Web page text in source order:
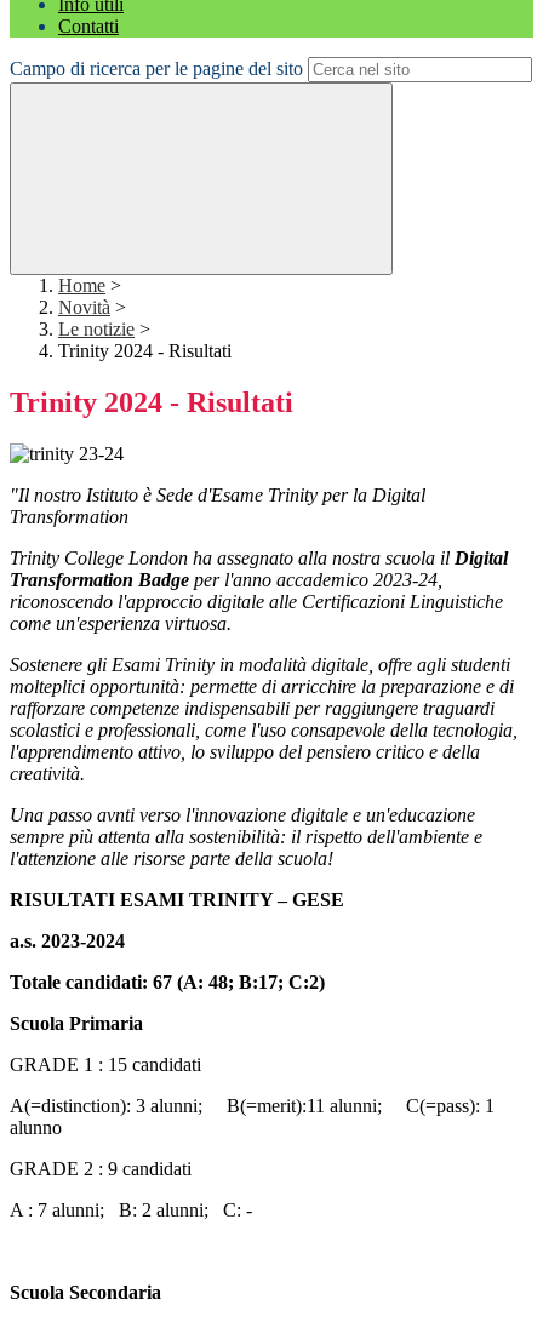
Info utili
Contatti
Campo di ricerca per le pagine del sito
Home >
Novità >
Le notizie >
Trinity 2024 - Risultati
Trinity 2024 - Risultati
"Il nostro Istituto è Sede d'Esame Trinity per la Digital
Transformation
Trinity College London ha assegnato alla nostra scuola il Digital
Transformation Badge per l'anno accademico 2023-24,
riconoscendo l'approccio digitale alle Certificazioni Linguistiche
come un'esperienza virtuosa.
Sostenere gli Esami Trinity in modalità digitale, offre agli studenti
molteplici opportunità: permette di arricchire la preparazione e di
rafforzare competenze indispensabili per raggiungere traguardi
scolastici e professionali, come l'uso consapevole della tecnologia,
l'apprendimento attivo, lo sviluppo del pensiero critico e della
creatività.
Una passo avnti verso l'innovazione digitale e un'educazione
sempre più attenta alla sostenibilità: il rispetto dell'ambiente e
l'attenzione alle risorse parte della scuola!
RISULTATI ESAMI TRINITY – GESE
a.s. 2023-2024
Totale candidati: 67 (A: 48; B:17; C:2)
Scuola Primaria
GRADE 1 : 15 candidati
A(=distinction): 3 alunni; B(=merit):11 alunni; C(=pass): 1
alunno
GRADE 2 : 9 candidati
A : 7 alunni; B: 2 alunni; C: -
Scuola Secondaria